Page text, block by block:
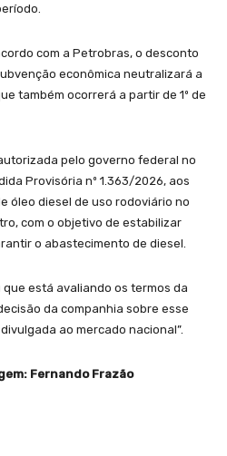
com a Petrobras, o desconto
econômica neutralizará a
também ocorrerá a partir de 1º de
pelo governo federal no
Provisória nº 1.363/2026, aos
óleo diesel de uso rodoviário no
com o objetivo de estabilizar
o abastecimento de diesel.
está avaliando os termos da
da companhia sobre esse
ao mercado nacional”.
Fernando Frazão